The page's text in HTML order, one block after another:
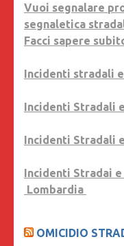
Vuoi segnalare
segnaletica
Facci sapere
Incidenti stradali
Incidenti Stradali
Incidenti Stradali
Incidenti Stradai
Lombardia
OMICIDIO